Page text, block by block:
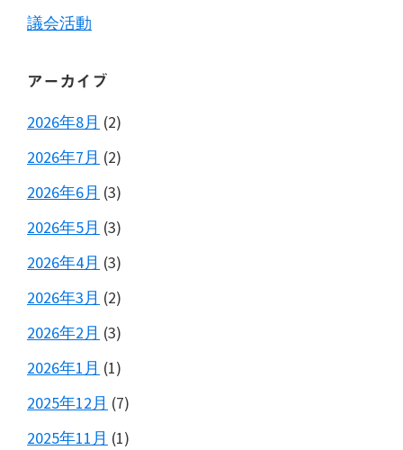
議会活動
アーカイブ
2026年8月 (2)
2026年7月 (2)
2026年6月 (3)
2026年5月 (3)
2026年4月 (3)
2026年3月 (2)
2026年2月 (3)
2026年1月 (1)
2025年12月 (7)
2025年11月 (1)